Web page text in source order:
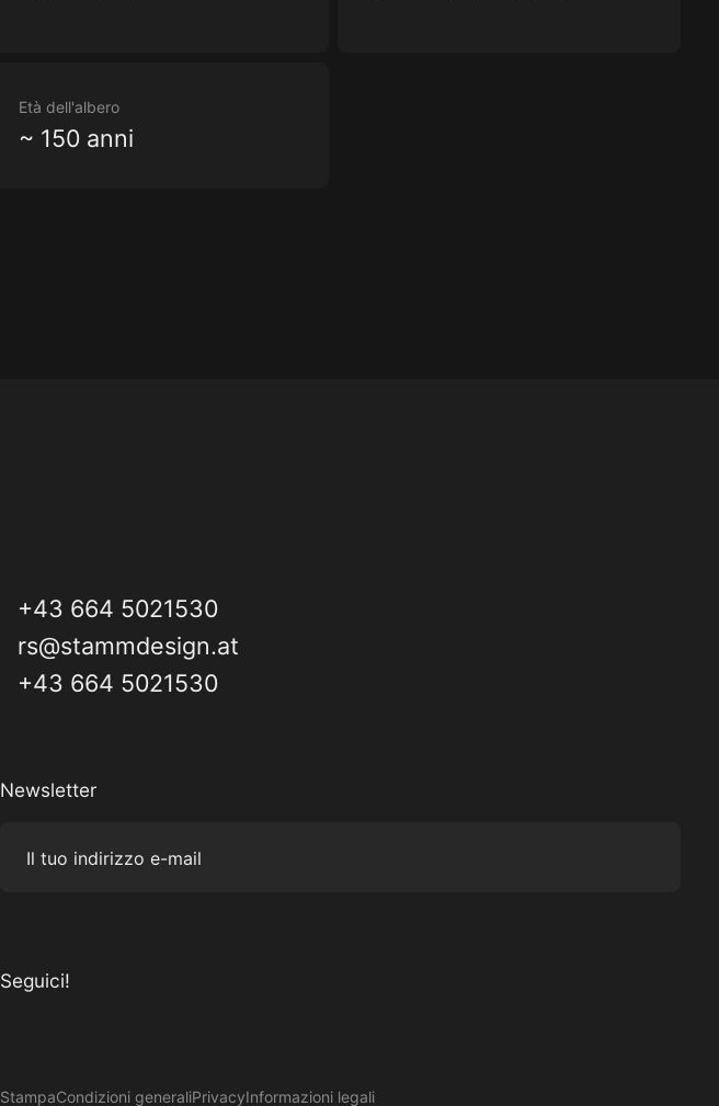
Età dell'albero
~ 150 anni
+43 664 5021530
rs@stammdesign.at
+43 664 5021530
Newsletter
Il tuo indirizzo e-mail
Seguici!
StampaCondizioni generaliPrivacyInformazioni legali